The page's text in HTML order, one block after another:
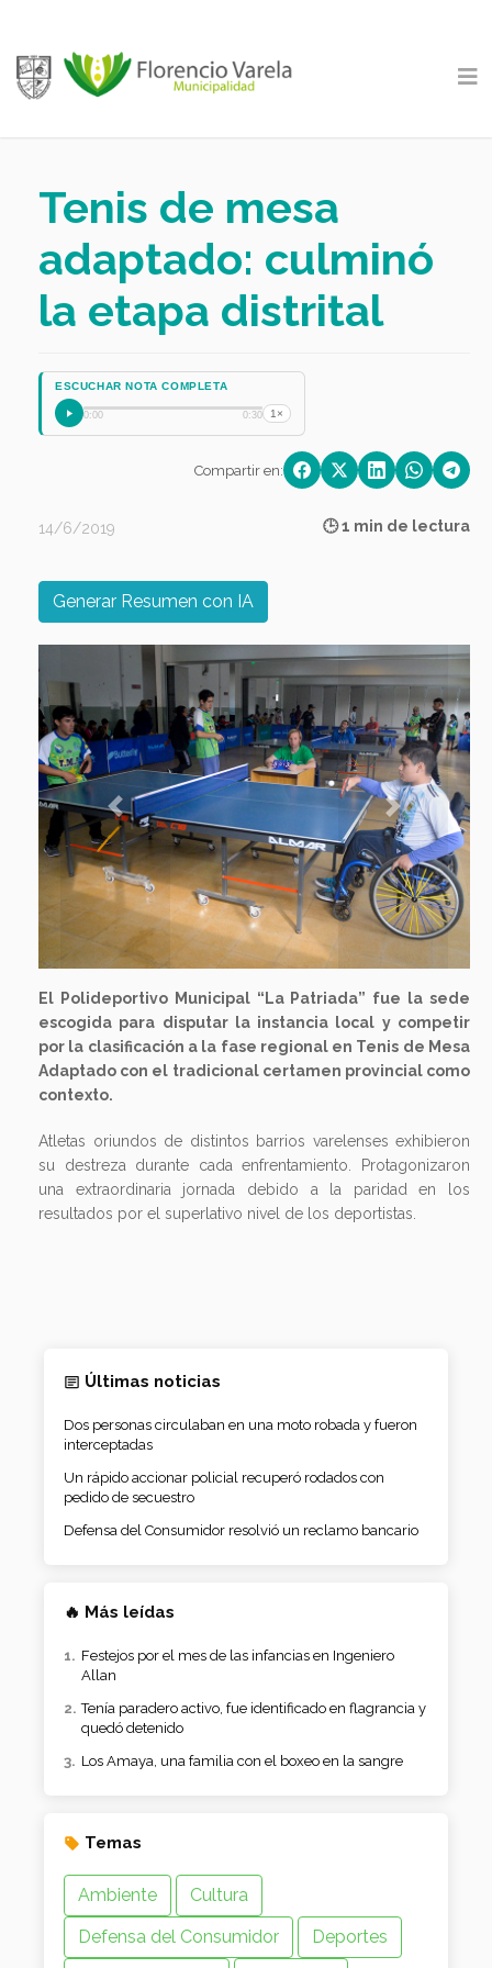
Tenis de mesa
adaptado: culminó
la etapa distrital
ESCUCHAR NOTA COMPLETA
0:00 0:30 1×
Compartir en:
14/6/2019 🕒 1 min de lectura
Generar Resumen con IA
Previous Next
El Polideportivo Municipal “La Patriada” fue la sede
escogida para disputar la instancia local y competir
por la clasificación a la fase regional en Tenis de Mesa
Adaptado con el tradicional certamen provincial como
contexto.
Atletas oriundos de distintos barrios varelenses exhibieron
su destreza durante cada enfrentamiento. Protagonizaron
una extraordinaria jornada debido a la paridad en los
resultados por el superlativo nivel de los deportistas.
Últimas noticias
Dos personas circulaban en una moto robada y fueron
interceptadas
Un rápido accionar policial recuperó rodados con
pedido de secuestro
Defensa del Consumidor resolvió un reclamo bancario
🔥 Más leídas
Festejos por el mes de las infancias en Ingeniero
Allan
Tenía paradero activo, fue identificado en flagrancia y
quedó detenido
Los Amaya, una familia con el boxeo en la sangre
Temas
Ambiente
Cultura
Defensa del Consumidor
Deportes